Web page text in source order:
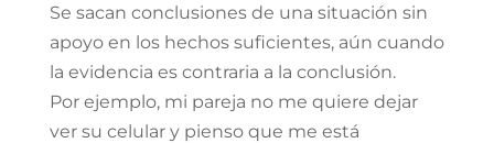
Se sacan conclusiones de una situación sin
apoyo en los hechos suficientes, aún cuando
la evidencia es contraria a la conclusión.
Por ejemplo, mi pareja no me quiere dejar
ver su celular y pienso que me está